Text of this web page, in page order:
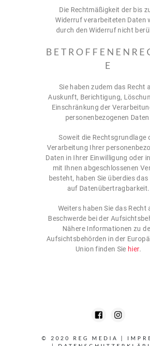
Die Rechtmäßigkeit der bis
Widerruf verarbeiteten Daten
durch den Widerruf nicht
E
Sie haben zudem das Recht
Auskunft, Berichtigung,
Einschränkung der
personenbezogenen Daten.
Soweit die Rechtsgrundlage
Verarbeitung Ihrer
Daten in Ihrer Einwilligung oder
mit Ihnen abgeschlossenen
besteht, haben Sie überdies das
auf Datenübertragbarkeit.
Weiters haben Sie das Recht
Beschwerde bei der
Nähere Informationen zu
Aufsichtsbehörden in der
Union finden Sie hier.
© 2020 REG MEDIA |